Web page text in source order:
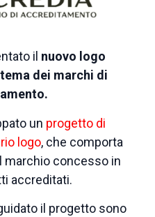
il nuovo logo
dei marchi di
un progetto di
logo, che comporta
marchio concesso in
accreditati.
il progetto sono